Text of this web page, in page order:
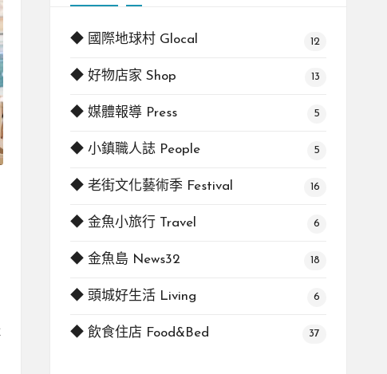
◆ 國際地球村 Glocal 12
◆ 好物店家 Shop 13
◆ 媒體報導 Press 5
◆ 小鎮職人誌 People 5
◆ 老街文化藝術季 Festival 16
◆ 金魚小旅行 Travel 6
◆ 金魚島 News32 18
◆ 頭城好生活 Living 6
◆ 飲食住店 Food&Bed 37